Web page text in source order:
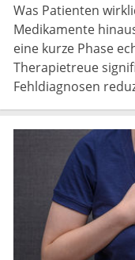
Was Patienten
Medikamente
eine kurze Phase
Therapietreue
Fehldiagnosen